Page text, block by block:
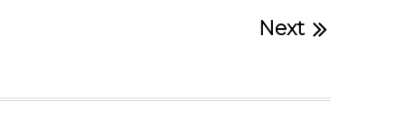
Next